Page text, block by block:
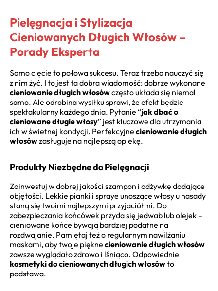
Pielęgnacja i Stylizacja
Cieniowanych Długich Włosów –
Porady Eksperta
Samo cięcie to połowa sukcesu. Teraz trzeba nauczyć się
z nim żyć. I to jest ta dobra wiadomość: dobrze wykonane
cieniowanie długich włosówczęsto układa się niemal
samo. Ale odrobina wysiłku sprawi, że efekt będzie
spektakularny każdego dnia. Pytanie “jak dbać o
cieniowane długie włosy” jest kluczowe dla utrzymania
ich w świetnej kondycji. Perfekcyjne cieniowanie długich
włosówzasługuje na najlepszą opiekę.
Produkty Niezbędne do Pielęgnacji
Zainwestuj w dobrej jakości szampon i odżywkę dodające
objętości. Lekkie pianki i spraye unoszące włosy u nasady
staną się twoimi najlepszymi przyjaciółmi. Do
zabezpieczania końcówek przyda się jedwab lub olejek –
cieniowane końce bywają bardziej podatne na
rozdwajanie. Pamiętaj też o regularnym nawilżaniu
maskami, aby twoje piękne cieniowanie długich włosów
zawsze wyglądało zdrowo i lśniąco. Odpowiednie
kosmetyki do cieniowanych długich włosówto
podstawa.